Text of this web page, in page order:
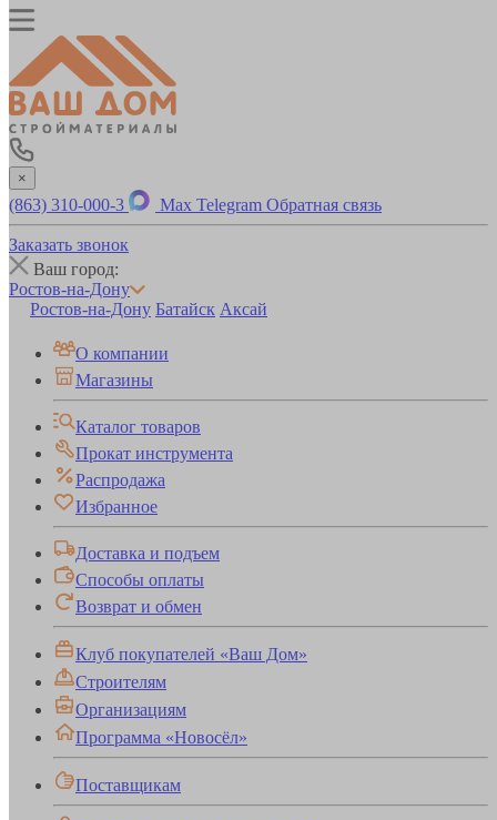
×
(863) 310-000-3 Max Telegram Обратная связь
Заказать звонок
Ваш город:
Ростов-на-Дону
Ростов-на-Дону Батайск Аксай
О компании
Магазины
Каталог товаров
Прокат инструмента
Распродажа
Избранное
Доставка и подъем
Способы оплаты
Возврат и обмен
Клуб покупателей «Ваш Дом»
Строителям
Организациям
Программа «Новосёл»
Поставщикам